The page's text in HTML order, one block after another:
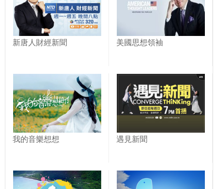
新唐人財經新聞 美國思想領袖
我的音樂想想 遇見新聞